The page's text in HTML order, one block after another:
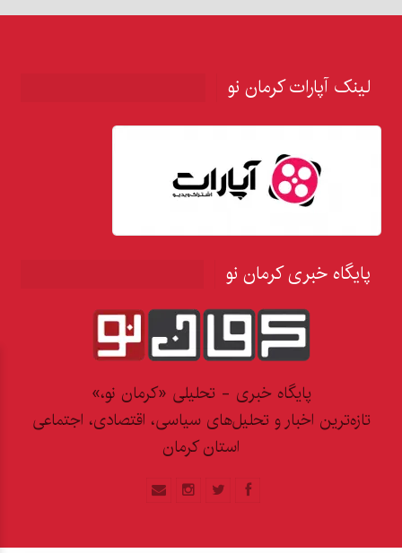
لینک آپارات کرمان نو
پایگاه خبری کرمان نو
پایگاه خبری - تحلیلی «کرمان نو،»
تازه‌ترین اخبار و تحلیل‌های سیاسی، اقتصادی، اجتماعی
استان کرمان